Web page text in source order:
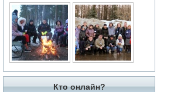
Кто онлайн?